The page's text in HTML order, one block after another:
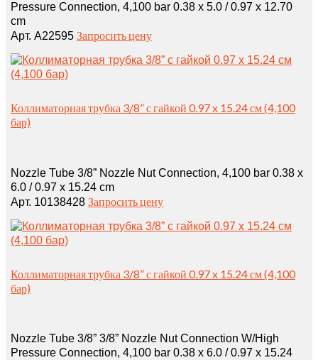
Pressure Connection, 4,100 bar 0.38 x 5.0 / 0.97 x 12.70
cm
Арт. A22595 Запросить цену
Коллиматорная трубка 3/8” с гайкой 0.97 x 15.24 см (4,100
бар)
Nozzle Tube 3/8” Nozzle Nut Connection, 4,100 bar 0.38 x
6.0 / 0.97 x 15.24 cm
Арт. 10138428 Запросить цену
Коллиматорная трубка 3/8” с гайкой 0.97 x 15.24 см (4,100
бар)
Nozzle Tube 3/8” 3/8” Nozzle Nut Connection W/High
Pressure Connection, 4,100 bar 0.38 x 6.0 / 0.97 x 15.24